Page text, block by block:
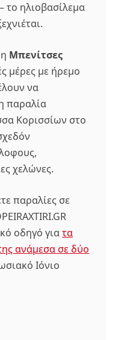
ηλιοβασίλεμα
Μπενίτσες
μέρες με ήρεμο
να
παραλία
Κορισσίων στο
χελώνες.
παραλίες σε
οδηγό γιατα
ανάμεσα σε δύο
Ιόνιο